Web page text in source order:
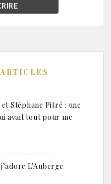
Stéphane Pitré : une
avait tout pour me
L’Auberge